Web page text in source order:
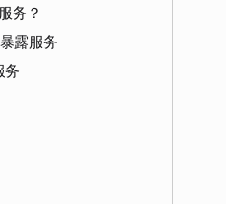
务？
露服务
务
）